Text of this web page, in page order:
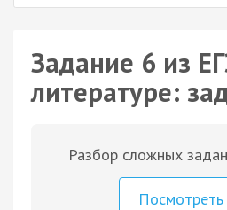
Задание 6 из
литературе:
Разбор сложных
Посмотреть